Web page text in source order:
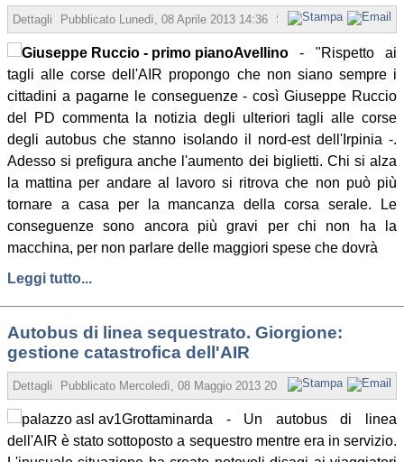
Dettagli Pubblicato Lunedì, 08 Aprile 2013 14:36 Scritto da Redazione
Avellino - "Rispetto ai
tagli alle corse dell'AIR propongo che non siano sempre i
cittadini a pagarne le conseguenze - così Giuseppe Ruccio
del PD commenta la notizia degli ulteriori tagli alle corse
degli autobus che stanno isolando il nord-est dell'Irpinia -.
Adesso si prefigura anche l'aumento dei biglietti. Chi si alza
la mattina per andare al lavoro si ritrova che non può più
tornare a casa per la mancanza della corsa serale. Le
conseguenze sono ancora più gravi per chi non ha la
macchina, per non parlare delle maggiori spese che dovrà
Leggi tutto...
Autobus di linea sequestrato. Giorgione:
gestione catastrofica dell'AIR
Dettagli Pubblicato Mercoledì, 08 Maggio 2013 20:13 Scritto da
Grottaminarda - Un autobus di linea
dell'AIR è stato sottoposto a sequestro mentre era in servizio.